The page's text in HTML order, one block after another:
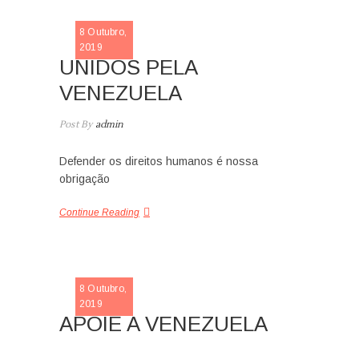
8 Outubro,
2019
UNIDOS PELA
VENEZUELA
Post Byadmin
Defender os direitos humanos é nossa
obrigação
Continue Reading
8 Outubro,
2019
APOIE A VENEZUELA